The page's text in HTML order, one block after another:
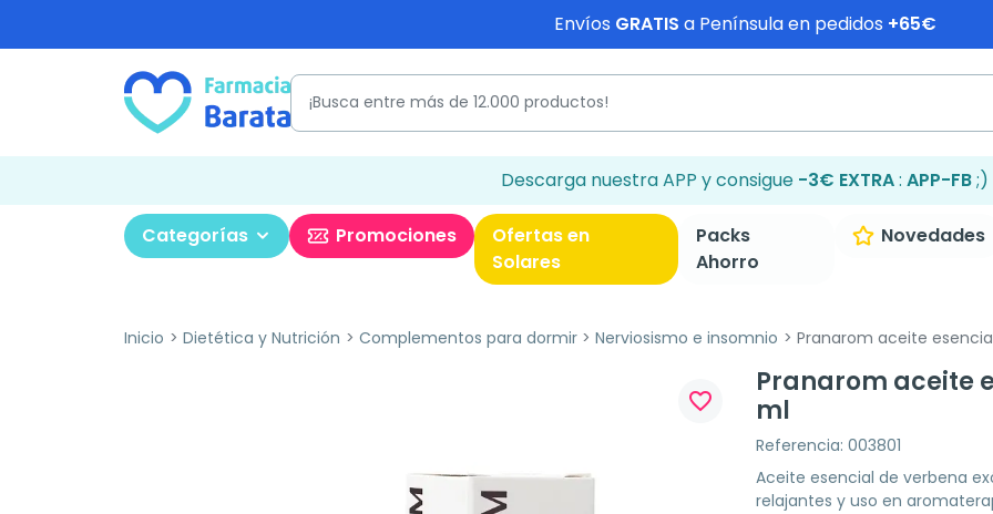
Envíos GRATIS a Península en pedidos +65€
Descarga nuestra APP y consigue -3€ EXTRA: APP-FB;)
Categorías Promociones
Ofertas en
Solares
Packs
Ahorro
Novedades
Inicio Dietética y Nutrición Complementos para dormir Nerviosismo e insomnio Pranarom aceite
favorite_border
Pranarom aceite
ml
Referencia: 003801
Aceite esencial de verbena
relajantes y uso en